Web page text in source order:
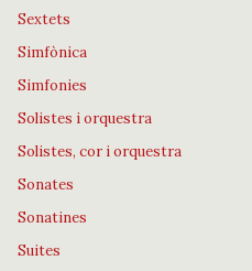
Sextets
Simfònica
Simfonies
Solistes i orquestra
Solistes, cor i orquestra
Sonates
Sonatines
Suites